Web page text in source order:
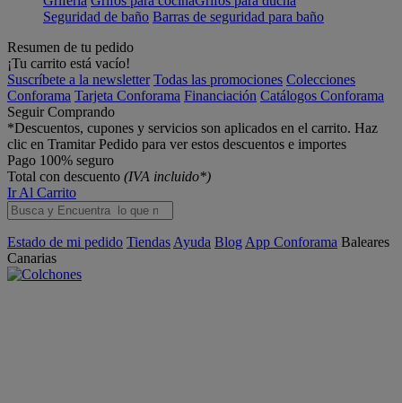
Seguridad de baño Barras de seguridad para baño
Resumen de tu pedido
¡Tu carrito está vacío!
Suscríbete a la newsletter Todas las promociones Colecciones
Conforama Tarjeta Conforama Financiación Catálogos Conforama
Seguir Comprando
*Descuentos, cupones y servicios son aplicados en el carrito. Haz
clic en Tramitar Pedido para ver estos descuentos e importes
Pago 100% seguro
Total con descuento (IVA incluido*)
Ir Al Carrito
Estado de mi pedido Tiendas Ayuda Blog App Conforama Baleares
Canarias